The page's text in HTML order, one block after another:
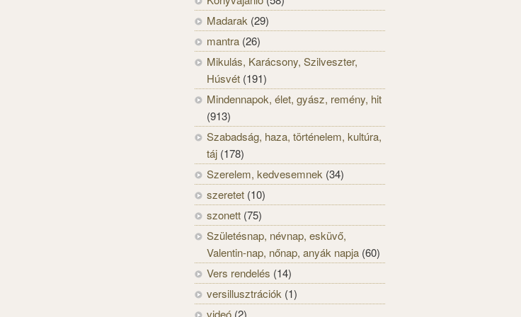
Madarak (29)
mantra (26)
Mikulás, Karácsony, Szilveszter,
Húsvét (191)
Mindennapok, élet, gyász, remény, hit
(913)
Szabadság, haza, történelem, kultúra,
táj (178)
Szerelem, kedvesemnek (34)
szeretet (10)
szonett (75)
Születésnap, névnap, esküvő,
Valentin-nap, nőnap, anyák napja (60)
Vers rendelés (14)
versillusztrációk (1)
videó (2)